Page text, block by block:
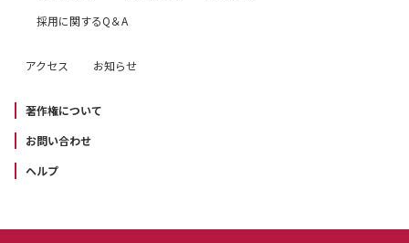
採用に関するQ＆A
アクセス お知らせ
著作権について
お問い合わせ
ヘルプ